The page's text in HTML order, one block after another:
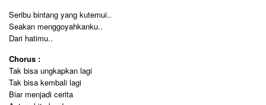
Seribu bintang yang kutemui..
Seakan menggoyahkanku..
Dari hatimu..
Chorus :
Tak bisa ungkapkan lagi
Tak bisa kembali lagi
Biar menjadi cerita